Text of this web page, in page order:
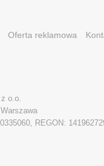
Oferta reklamowa
o.o.
REGON: